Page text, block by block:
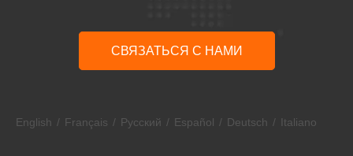
СВЯЗАТЬСЯ С НАМИ
English / Français / Pусский / Español / Deutsch / Italiano